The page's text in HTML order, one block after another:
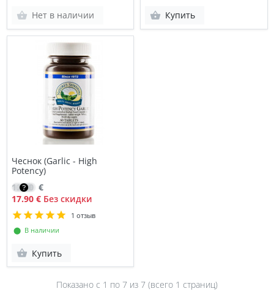
Нет в наличии Купить
Чеснок (Garlic - High
Potency)
12.80 €
17.90 €Без скидки
1 отзыв
⬤ В наличии
Купить
Показано с 1 по 7 из 7 (всего 1 страниц)